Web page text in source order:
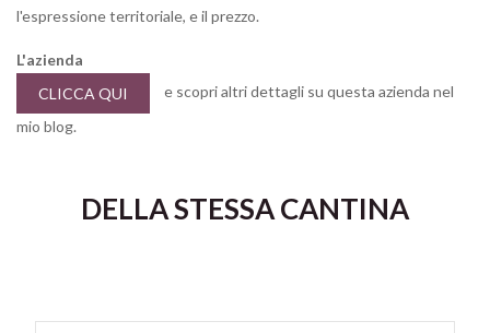
l'espressione territoriale, e il prezzo.
L'azienda
CLICCA QUI
e scopri altri dettagli su questa azienda nel
mio blog.
DELLA STESSA CANTINA